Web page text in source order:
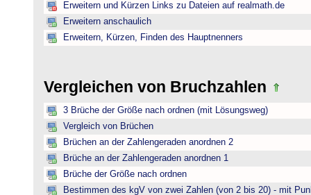
Erweitern und Kürzen Links zu Dateien auf realmath.de
Erweitern anschaulich
Erweitern, Kürzen, Finden des Hauptnenners
Vergleichen von Bruchzahlen
3 Brüche der Größe nach ordnen (mit Lösungsweg)
Vergleich von Brüchen
Brüchen an der Zahlengeraden anordnen 2
Brüche an der Zahlengeraden anordnen 1
Brüche der Größe nach ordnen
Bestimmen des kgV von zwei Zahlen (von 2 bis 20) - mit